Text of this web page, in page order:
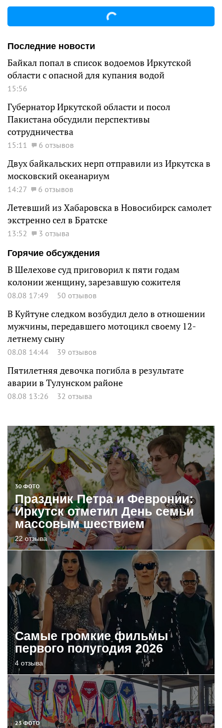
Последние новости
Байкал попал в список водоемов Иркутской
области с опасной для купания водой
15:56
Губернатор Иркутской области и посол
Пакистана обсудили перспективы
сотрудничества
15:11 6 отзывов
Двух байкальских нерп отправили из Иркутска в
московский океанариум
14:27 6 отзывов
Летевший из Хабаровска в Новосибирск самолет
экстренно сел в Братске
13:52
3 отзыва
Горячие обсуждения
В Шелехове суд приговорил к пяти годам
колонии женщину, зарезавшую сожителя
08.08 17:49 50 отзывов
В Куйтуне следком возбудил дело в отношении
мужчины, передавшего мотоцикл своему 12-
летнему сыну
08.08 14:44 39 отзывов
Пятилетняя девочка погибла в результате
аварии в Тулунском районе
08.08 13:26 32 отзыва
30 ФОТО
Праздник Петра и Февронии:
Иркутск отметил День семьи
массовым шествием
22 отзыва
Самые громкие фильмы
первого полугодия 2026
4 отзыва
23 ФОТО